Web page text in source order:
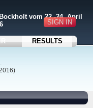
SIGN IN
vom 22.-24. April
RESULTS